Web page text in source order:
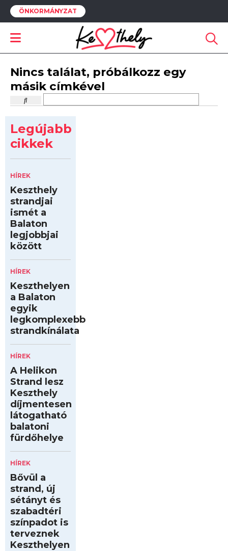
ÖNKORMÁNYZAT
Nincs találat, próbálkozz egy
másik címkével
Legújabb
cikkek
HÍREK
Keszthely
strandjai
ismét a
Balaton
legjobbjai
között
HÍREK
Keszthelyen
a Balaton
egyik
legkomplexebb
strandkínálata
HÍREK
A Helikon
Strand lesz
Keszthely
díjmentesen
látogatható
balatoni
fürdőhelye
HÍREK
Bővül a
strand, új
sétányt és
szabadtéri
színpadot is
terveznek
Keszthelyen